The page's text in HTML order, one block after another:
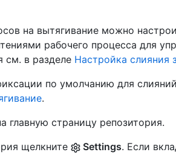
на вытягивание можно
рабочего процесса для
см. в разделе Настройка слияния
по умолчанию для
.
главную страницу репозитория.
щелкните
Settings. Если